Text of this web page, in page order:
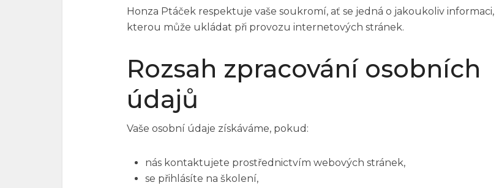
Honza Ptáček respektuje vaše soukromí, ať se jedná o jakoukoliv informaci,
kterou může ukládat při provozu internetových stránek.
Rozsah zpracování osobních
údajů
Vaše osobní údaje získáváme, pokud:
nás kontaktujete prostřednictvím webových stránek,
se přihlásíte na školení,